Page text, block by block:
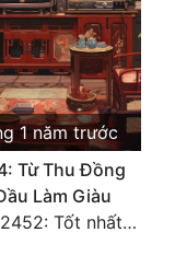
1 năm trước
Từ Thu Đồng
Làm Giàu
Chương 2452: Tốt nhất tất cả